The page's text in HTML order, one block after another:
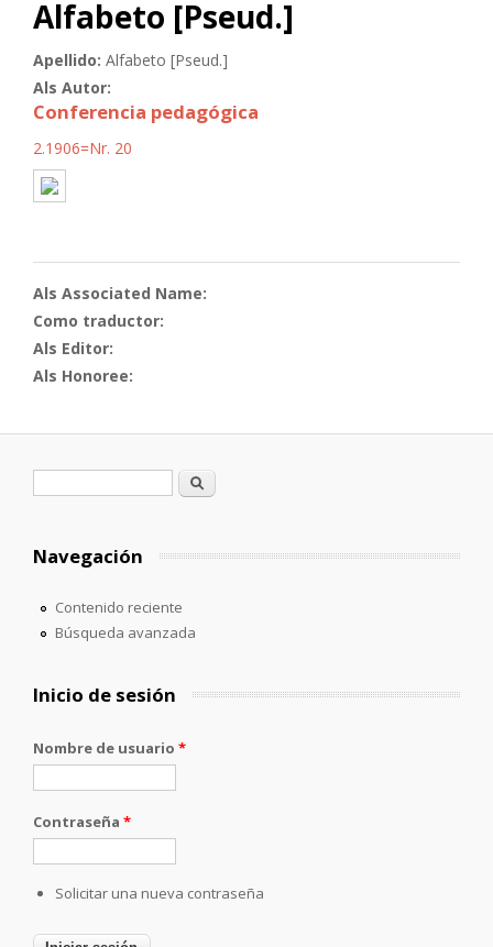
Alfabeto [Pseud.]
Apellido: Alfabeto [Pseud.]
Als Autor:
Conferencia pedagógica
2.1906=Nr. 20
Als Associated Name:
Como traductor:
Als Editor:
Als Honoree:
Formulario de búsqueda
Buscar
Navegación
Contenido reciente
Búsqueda avanzada
Inicio de sesión
Nombre de usuario *
Contraseña *
Solicitar una nueva contraseña